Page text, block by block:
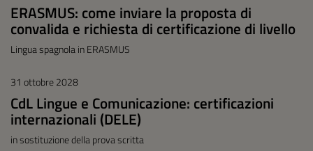
ERASMUS: come inviare la proposta di
convalida e richiesta di certificazione di livello
Lingua spagnola in ERASMUS
31 ottobre 2028
CdL Lingue e Comunicazione: certificazioni
internazionali (DELE)
in sostituzione della prova scritta